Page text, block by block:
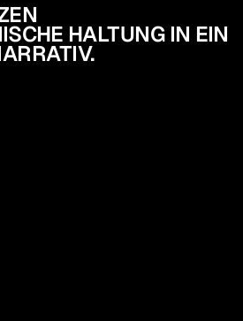
HALTUNG IN EIN